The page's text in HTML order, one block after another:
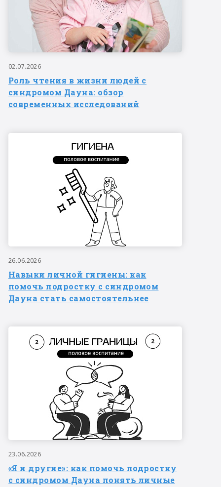
02.07.2026
Роль чтения в жизни людей с
синдромом Дауна: обзор
современных исследований
26.06.2026
Навыки личной гигиены: как
помочь подростку с синдромом
Дауна стать самостоятельнее
23.06.2026
«Я и другие»: как помочь подростку
с синдромом Дауна понять личные